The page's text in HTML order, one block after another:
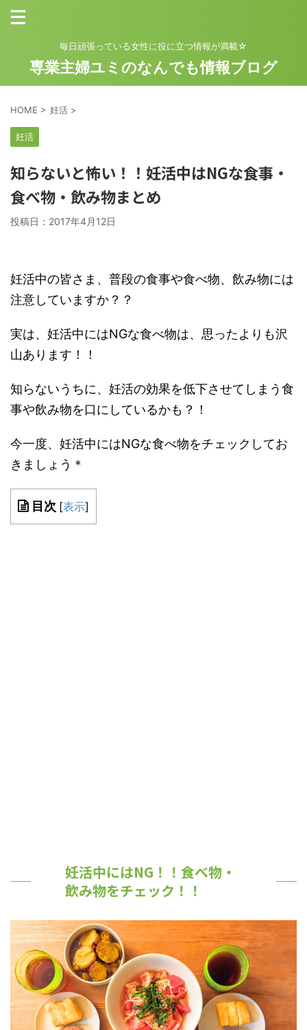
毎日頑張っている女性に役に立つ情報が満載☆
専業主婦ユミのなんでも情報ブログ
HOME > 妊活 >
妊活
知らないと怖い！！妊活中はNGな食事・
食べ物・飲み物まとめ
投稿日： 2017年4月12日
妊活中の皆さま、普段の食事や食べ物、飲み物には
注意していますか？？
実は、妊活中にはNGな食べ物は、思ったよりも沢
山あります！！
知らないうちに、妊活の効果を低下させてしまう食
事や飲み物を口にしているかも？！
今一度、妊活中にはNGな食べ物をチェックしてお
きましょう＊
目次 [表示]
妊活中にはNG！！食べ物・
飲み物をチェック！！